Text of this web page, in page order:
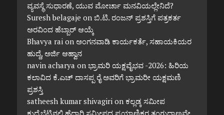
ವ್ಯವಸ್ಥೆ ಸುಧಾರಣೆ, ಯುವ ಮೋರ್ಚಾ ಮನವಿಯಲ್ಲೇನಿದೆ?
Suresh belagaje on ಬಿ.ಟಿ. ರಂಜನ್ ಪ್ರಶಸ್ತಿಗೆ ಪತ್ರಕರ್ತ
ಅರವಿಂದ ಹೆಬ್ಬಾರ್ ಆಯ್ಕೆ
Bhavya raion ಅಂಗನವಾಡಿ ಕಾರ್ಯಕರ್ತೆ, ಸಹಾಯಕಿಯರ
ಹುದ್ದೆ, ಅರ್ಜಿ ಆಹ್ವಾನ
navin acharya on ಭ್ರಾಮರಿ ಯಕ್ಷವೈಭವ -2026: ಹಿರಿಯ
ಕಲಾವಿದ ಕೆ.ಎಚ್ ದಾಸಪ್ಪ ರೈ ಅವರಿಗೆ ಭ್ರಾಮರೀ ಯಕ್ಷಮಣಿ
ಪ್ರಶಸ್ತಿ
satheesh kumar shivagirion ಕಲ್ಲಡ್ಕ ಸಮೀಪ